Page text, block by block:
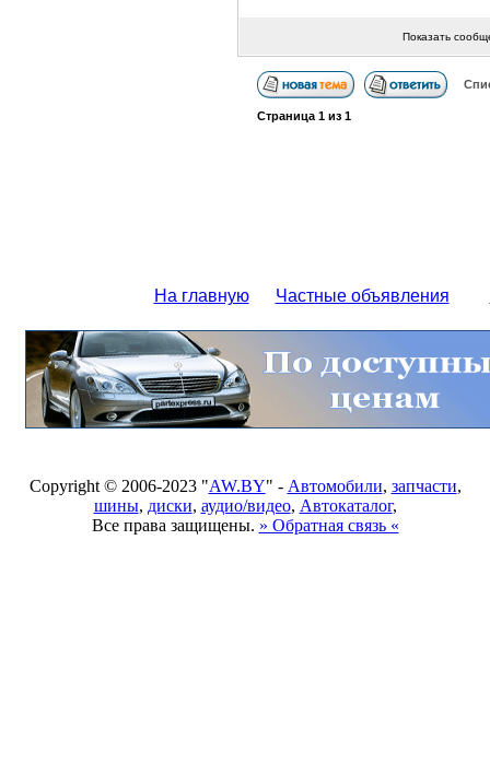
Показать
Страница 1из 1
На главную Частные объявления
Copyright © 2006-2023 "AW.BY" - Автомобили, запчасти,
шины, диски, аудио/видео, Автокаталог,
Все права защищены. » Обратная связь «